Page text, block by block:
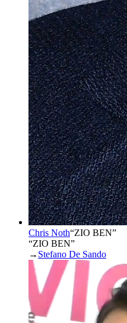
Chris Noth“ZIO BEN”
“ZIO BEN”
→ Stefano De Sando